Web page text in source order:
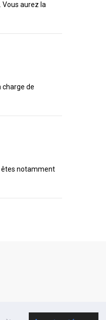
aurez la
charge de
êtes notamment